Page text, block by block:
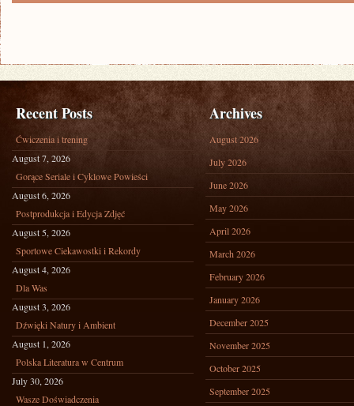
Recent Posts
Ćwiczenia i trening
August 7, 2026
Gorące Seriale i Cyklowe Powieści
August 6, 2026
Postprodukcja i Edycja Zdjęć
August 5, 2026
Sportowe Ciekawostki i Rekordy
August 4, 2026
Dla Was
August 3, 2026
Dźwięki Natury i Ambient
August 1, 2026
Polska Literatura w Centrum
July 30, 2026
Wasze Doświadczenia
Archives
August 2026
July 2026
June 2026
May 2026
April 2026
March 2026
February 2026
January 2026
December 2025
November 2025
October 2025
September 2025